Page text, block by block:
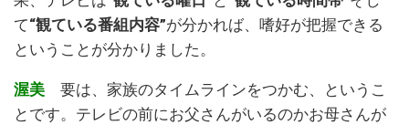
て“観ている番組内容”が分かれば、嗜好が把握できる
ということが分かりました。
渥美 要は、家族のタイムラインをつかむ、というこ
とです。テレビの前にお父さんがいるのかお母さんが